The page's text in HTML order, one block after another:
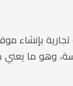
بإنشاء
ما يعني